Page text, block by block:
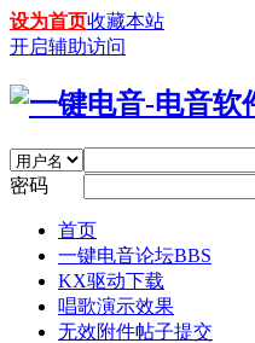
设为首页收藏本站
开启辅助访问
密码
首页
一键电音论坛BBS
KX驱动下载
唱歌演示效果
无效附件帖子提交